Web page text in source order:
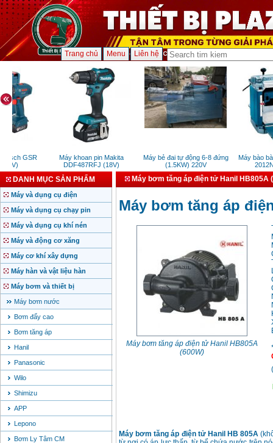
Trang chủ Menu Liên hệ
GSR
Máy khoan pin Makita
DDF487RFJ (18V)
Máy bẻ đai tự động 6-8 đứng
(1.5KW) 220V
Máy bào
DANH MỤC SẢN PHẨM
Máy và dụng cụ điện
Máy và dụng cụ chạy pin
Máy và dụng cụ khí nén
Máy và động cơ xăng
Máy cơ khí xây dựng
Máy hàn và vật liệu hàn
Máy bơm và thiết bị
Máy bơm nước
Bơm đẩy cao
Bơm tăng áp
Hanil
Panasonic
Wilo
Shimizu
APP
Lepono
Bơm Ly Tâm CM
Máy bơm tăng áp điện tử Hanil HB805A
Máy bơm tăng áp
Máy bơm tăng áp điện tử Hanil HB805A
(600W)
(
Máy bơm tăng áp điện tử Hanil HB 805A